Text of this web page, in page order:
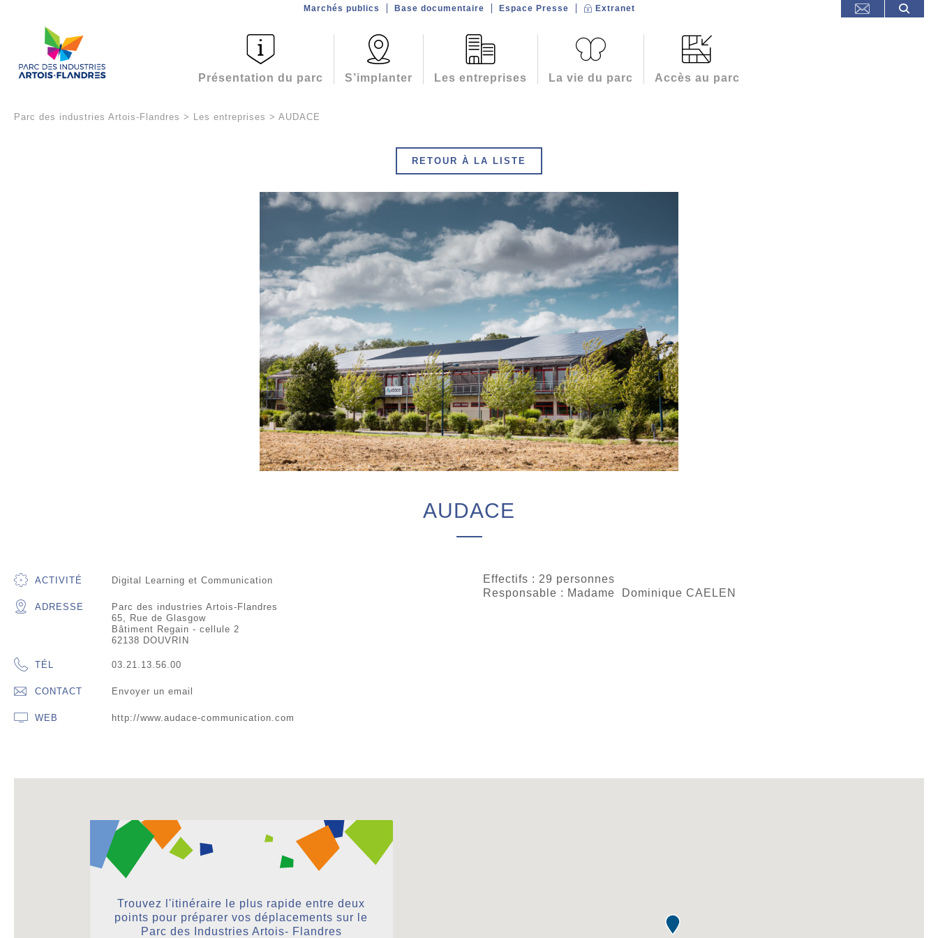
Présentation du parc S’implanter Les entreprises La vie du parc Accès au parc
Marchés publics Base documentaire Espace Presse Extranet
Parc des industries Artois-Flandres > Les entreprises > AUDACE
RETOUR À LA LISTE
AUDACE
ACTIVITÉ Digital Learning et Communication
ADRESSE
Parc des industries Artois-Flandres
65, Rue de Glasgow
Bâtiment Regain - cellule 2
62138 DOUVRIN
TÉL 03.21.13.56.00
CONTACT Envoyer un email
WEB http://www.audace-communication.com
Effectifs : 29 personnes
Responsable : Madame Dominique CAELEN
Trouvez l'itinéraire le plus rapide entre deux
points pour préparer vos déplacements sur le
Parc des Industries Artois- Flandres